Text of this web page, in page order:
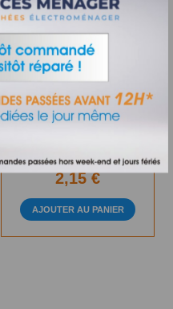
Sur commande
MAGNIFICA 5332145600
2,15 €
AJOUTER AU PANIER